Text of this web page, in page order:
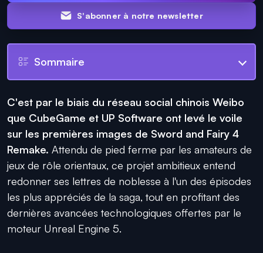
S'abonner à notre newsletter
Sommaire
C'est par le biais du réseau social chinois Weibo
que CubeGame et UP Software ont levé le voile
sur les premières images de Sword and Fairy 4
Remake. Attendu de pied ferme par les amateurs de
jeux de rôle orientaux, ce projet ambitieux entend
redonner ses lettres de noblesse à l'un des épisodes
les plus appréciés de la saga, tout en profitant des
dernières avancées technologiques offertes par le
moteur Unreal Engine 5.